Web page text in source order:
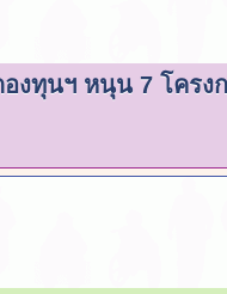
งทุนฯ หนุน 7 โครง